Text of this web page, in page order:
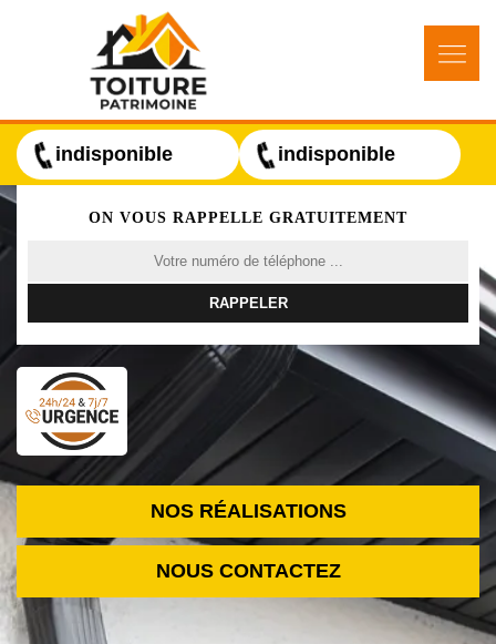
indisponible indisponible
ON VOUS RAPPELLE GRATUITEMENT
NOS RÉALISATIONS
NOUS CONTACTEZ